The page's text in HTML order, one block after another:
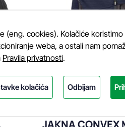
JAKNA CONVEX
(eng. cookies). Kolačiće
weba, a ostali nam
Pravila privatnosti.
kolačića Odbijam